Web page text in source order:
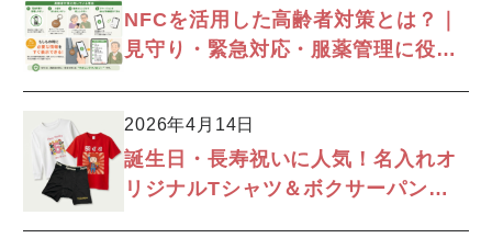
NFCを活用した高齢者対策とは？｜
見守り・緊急対応・服薬管理に役立
2026年4月14日
誕生日・長寿祝いに人気！名入れオ
リジナルTシャツ＆ボクサーパンツ